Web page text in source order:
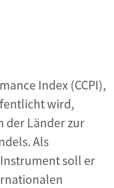
Index (CCPI),
wird,
der Länder zur
Als
soll er